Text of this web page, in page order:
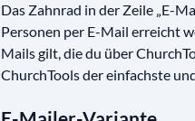
Das Zahnrad in der Zeile „E-
Personen per E-Mail erreicht
Mails gilt, die du über
ChurchTools der einfachste